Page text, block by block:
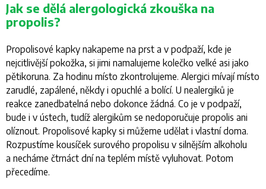
Jak se dělá alergologická zkouška na
propolis?
Propolisové kapky nakapeme na prst a v podpaží, kde je
nejcitlivější pokožka, si jimi namalujeme kolečko velké asi jako
pětikoruna. Za hodinu místo zkontrolujeme. Alergici mívají místo
zarudlé, zapálené, někdy i opuchlé a bolící. U nealergiků je
reakce zanedbatelná nebo dokonce žádná. Co je v podpaží,
bude i v ústech, tudíž alergikům se nedoporučuje propolis ani
olíznout. Propolisové kapky si můžeme udělat i vlastní doma.
Rozpustíme kousíček surového propolisu v silnějším alkoholu
a necháme čtrnáct dní na teplém místě vyluhovat. Potom
přecedíme.